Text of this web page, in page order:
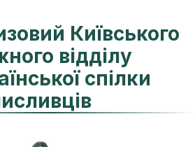
Київського
відділу
спілки